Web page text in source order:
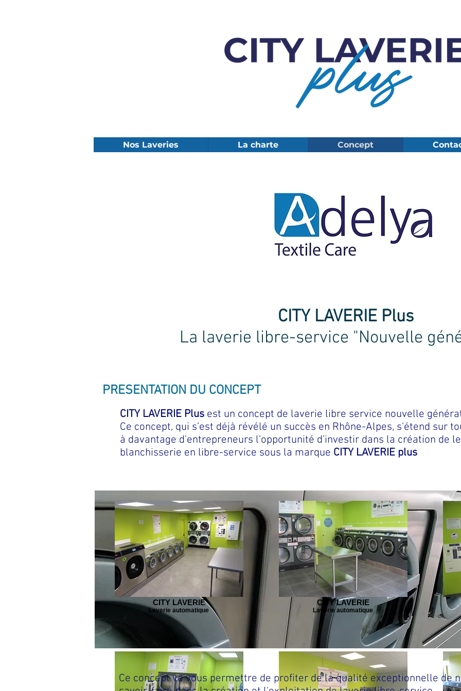
Nos Laveries La charte Concept
CITY LAVERIE Plus
La laverie libre-service "Nouvelle
PRESENTATION DU CONCEPT
CITY LAVERIE Plus est un concept de laverie libre service nouvelle
Ce concept, qui s’est déjà révélé un succès en Rhône-Alpes, s'étend sur
à davantage d'entrepreneurs l’opportunité d’investir dans la création de
blanchisserie en libre-service sous la marque CITY LAVERIE plus
CITY LAVERIE
Laverie automatique
CITY LAVERIE
Laverie automatique
Ce concept va vous permettre de profiter de la qualité exceptionnelle de